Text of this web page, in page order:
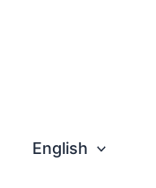
English